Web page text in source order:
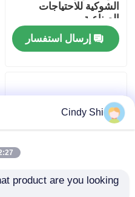
اطلب اقتباس
بطارية ليثيوم أيون رافعة
الشوكية للاحتياجات
الصناعية
إرسال استفسار
Cindy Shi
PM
product are you looking